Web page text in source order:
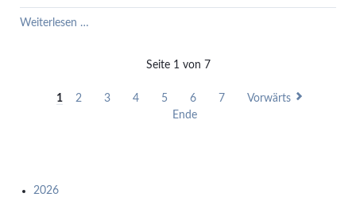
Weiterlesen …Informationen
Seite 1 von 7
1 2 3 4 5 6 7
Vorwärts
Ende
2026